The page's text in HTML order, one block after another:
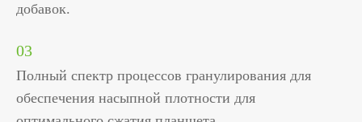
добавок.
03
Полный спектр процессов гранулирования для
обеспечения насыпной плотности для